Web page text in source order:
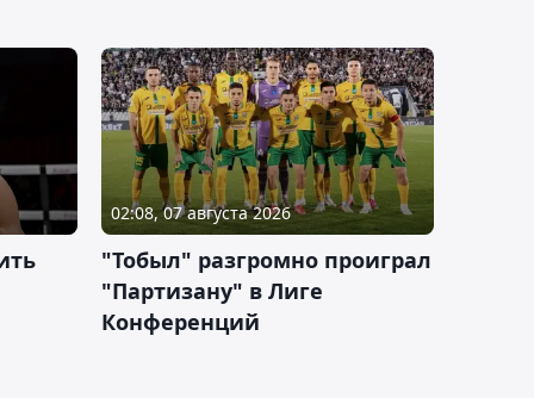
02:08, 07 августа 2026
"Тобыл" разгромно проиграл
"Партизану" в Лиге
Конференций